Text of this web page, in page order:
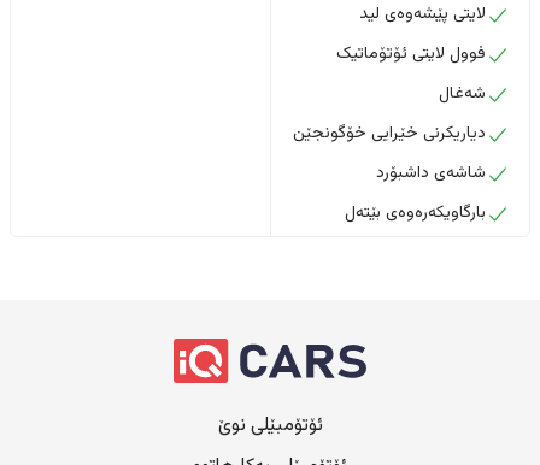
لایتی پێشەوەی لید
فوول لایتی ئۆتۆماتیک
شەغال
دیاریکرنی خێرایی خۆگونجێن
شاشەی داشبۆرد
بارگاویکەرەوەی بێتەل
ئۆتۆمبێلی نوێ